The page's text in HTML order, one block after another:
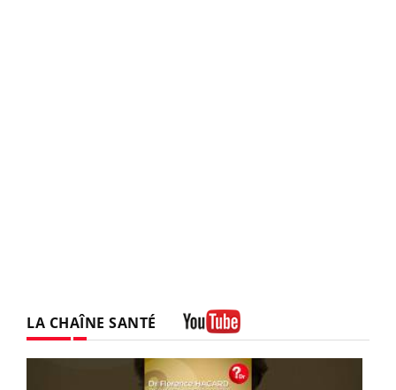
LA CHAÎNE SANTÉ